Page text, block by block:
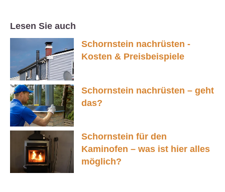
Lesen Sie auch
Schornstein nachrüsten -
Kosten & Preisbeispiele
Schornstein nachrüsten – geht
das?
Schornstein für den
Kaminofen – was ist hier alles
möglich?